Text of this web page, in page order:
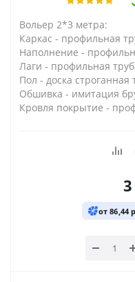
Вольер 2*3 метра:
Каркас - профильная
Наполнение -
Лаги - профильная
Пол - доска
Обшивка - имитация
Кровля покрытие -
от 86,44